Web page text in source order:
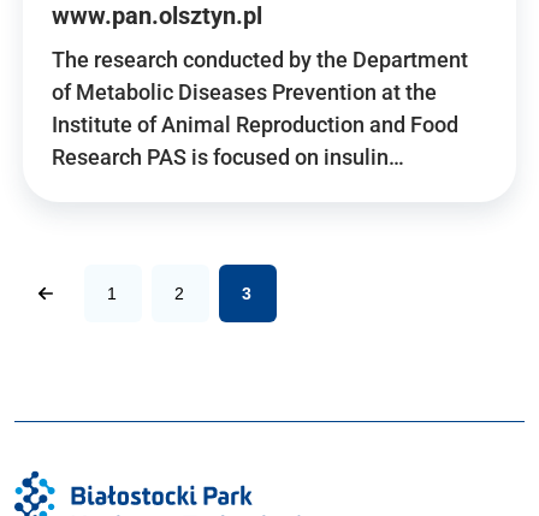
www.pan.olsztyn.pl
The research conducted by the Department
of Metabolic Diseases Prevention at the
Institute of Animal Reproduction and Food
Research PAS is focused on insulin…
1 2 3